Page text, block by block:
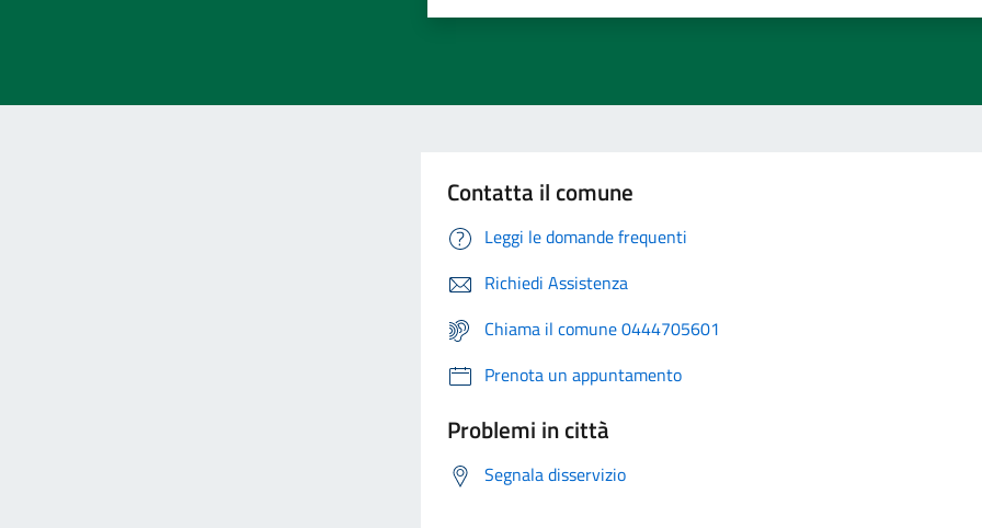
Contatta il comune
Leggi le domande frequenti
Richiedi Assistenza
Chiama il comune 0444705601
Prenota un appuntamento
Problemi in città
Segnala disservizio